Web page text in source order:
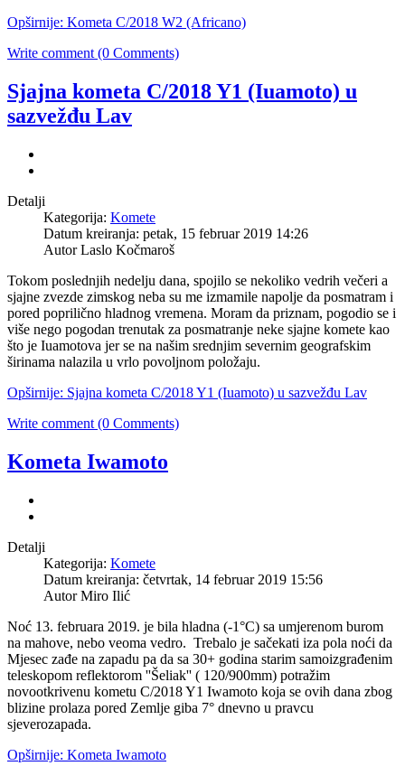
Opširnije: Kometa C/2018 W2 (Africano)
Write comment (0 Comments)
Sjajna kometa C/2018 Y1 (Iuamoto) u
sazvežđu Lav
Detalji
Kategorija: Komete
Datum kreiranja: petak, 15 februar 2019 14:26
Autor Laslo Kočmaroš
Tokom poslednjih nedelju dana, spojilo se nekoliko vedrih večeri a
sjajne zvezde zimskog neba su me izmamile napolje da posmatram i
pored poprilično hladnog vremena. Moram da priznam, pogodio se i
više nego pogodan trenutak za posmatranje neke sjajne komete kao
što je Iuamotova jer se na našim srednjim severnim geografskim
širinama nalazila u vrlo povoljnom položaju.
Opširnije: Sjajna kometa C/2018 Y1 (Iuamoto) u sazvežđu Lav
Write comment (0 Comments)
Kometa Iwamoto
Detalji
Kategorija: Komete
Datum kreiranja: četvrtak, 14 februar 2019 15:56
Autor Miro Ilić
Noć 13. februara 2019. je bila hladna (-1°C) sa umjerenom burom
na mahove, nebo veoma vedro. Trebalo je sačekati iza pola noći da
Mjesec zađe na zapadu pa da sa 30+ godina starim samoizgrađenim
teleskopom reflektorom ''Šeliak'' ( 120/900mm) potražim
novootkrivenu kometu C/2018 Y1 Iwamoto koja se ovih dana zbog
blizine prolaza pored Zemlje giba 7° dnevno u pravcu
sjeverozapada.
Opširnije: Kometa Iwamoto